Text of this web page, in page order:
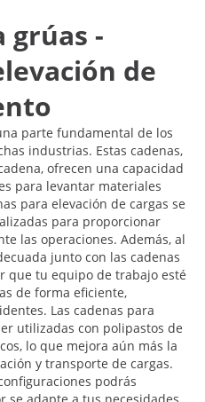
grúas -
de
parte fundamental de los
industrias. Estas cadenas,
ofrecen una capacidad
para levantar materiales
para elevación de cargas se
para proporcionar
las operaciones. Además, al
junto con las cadenas
que tu equipo de trabajo esté
de forma eficiente,
Las cadenas para
utilizadas con polipastos de
lo que mejora aún más la
y transporte de cargas.
podrás